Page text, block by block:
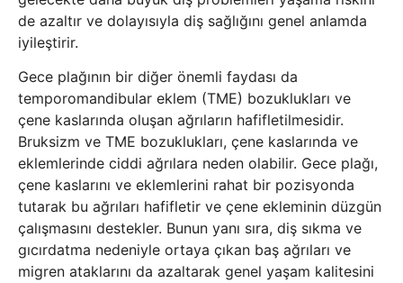
de azaltır ve dolayısıyla diş sağlığını genel anlamda
iyileştirir.
Gece plağının bir diğer önemli faydası da
temporomandibular eklem (TME) bozuklukları ve
çene kaslarında oluşan ağrıların hafifletilmesidir.
Bruksizm ve TME bozuklukları, çene kaslarında ve
eklemlerinde ciddi ağrılara neden olabilir. Gece plağı,
çene kaslarını ve eklemlerini rahat bir pozisyonda
tutarak bu ağrıları hafifletir ve çene ekleminin düzgün
çalışmasını destekler. Bunun yanı sıra, diş sıkma ve
gıcırdatma nedeniyle ortaya çıkan baş ağrıları ve
migren ataklarını da azaltarak genel yaşam kalitesini